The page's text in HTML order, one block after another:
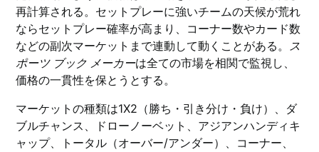
再計算される。セットプレーに強いチームの天候が荒れ
ならセットプレー確率が高まり、コーナー数やカード数
などの副次マーケットまで連動して動くことがある。 ス
ポーツ ブック メーカーは全ての市場を相関で監視し、
価格の一貫性を保とうとする。
マーケットの種類は1X2（勝ち・引き分け・負け）、ダ
ブルチャンス、ドローノーベット、アジアンハンディキ
ャップ、トータル（オーバー/アンダー）、コーナー、